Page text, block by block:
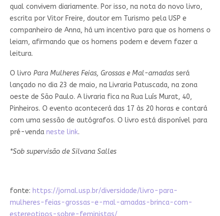
qual convivem diariamente. Por isso, na nota do novo livro,
escrita por Vitor Freire, doutor em Turismo pela USP e
companheiro de Anna, há um incentivo para que os homens o
leiam, afirmando que os homens podem e devem fazer a
leitura.
O livro Para Mulheres Feias, Grossas e Mal-amadasserá
lançado no dia 23 de maio, na Livraria Patuscada, na zona
oeste de São Paulo. A livraria fica na Rua Luís Murat, 40,
Pinheiros. O evento acontecerá das 17 às 20 horas e contará
com uma sessão de autógrafos. O livro está disponível para
pré-venda neste link.
*Sob supervisão de Silvana Salles
fonte: https://jornal.usp.br/diversidade/livro-para-
mulheres-feias-grossas-e-mal-amadas-brinca-com-
estereotipos-sobre-feministas/